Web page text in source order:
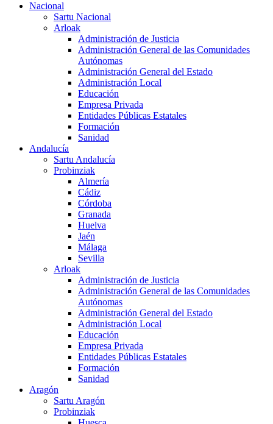
Nacional
Sartu Nacional
Arloak
Administración de Justicia
Administración General de las Comunidades
Autónomas
Administración General del Estado
Administración Local
Educación
Empresa Privada
Entidades Públicas Estatales
Formación
Sanidad
Andalucía
Sartu Andalucía
Probinziak
Almería
Cádiz
Córdoba
Granada
Huelva
Jaén
Málaga
Sevilla
Arloak
Administración de Justicia
Administración General de las Comunidades
Autónomas
Administración General del Estado
Administración Local
Educación
Empresa Privada
Entidades Públicas Estatales
Formación
Sanidad
Aragón
Sartu Aragón
Probinziak